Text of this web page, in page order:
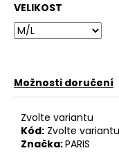
VELIKOST
Možnosti doručení
Zvolte variantu
Kód: Zvolte variantu
Značka:PARIS